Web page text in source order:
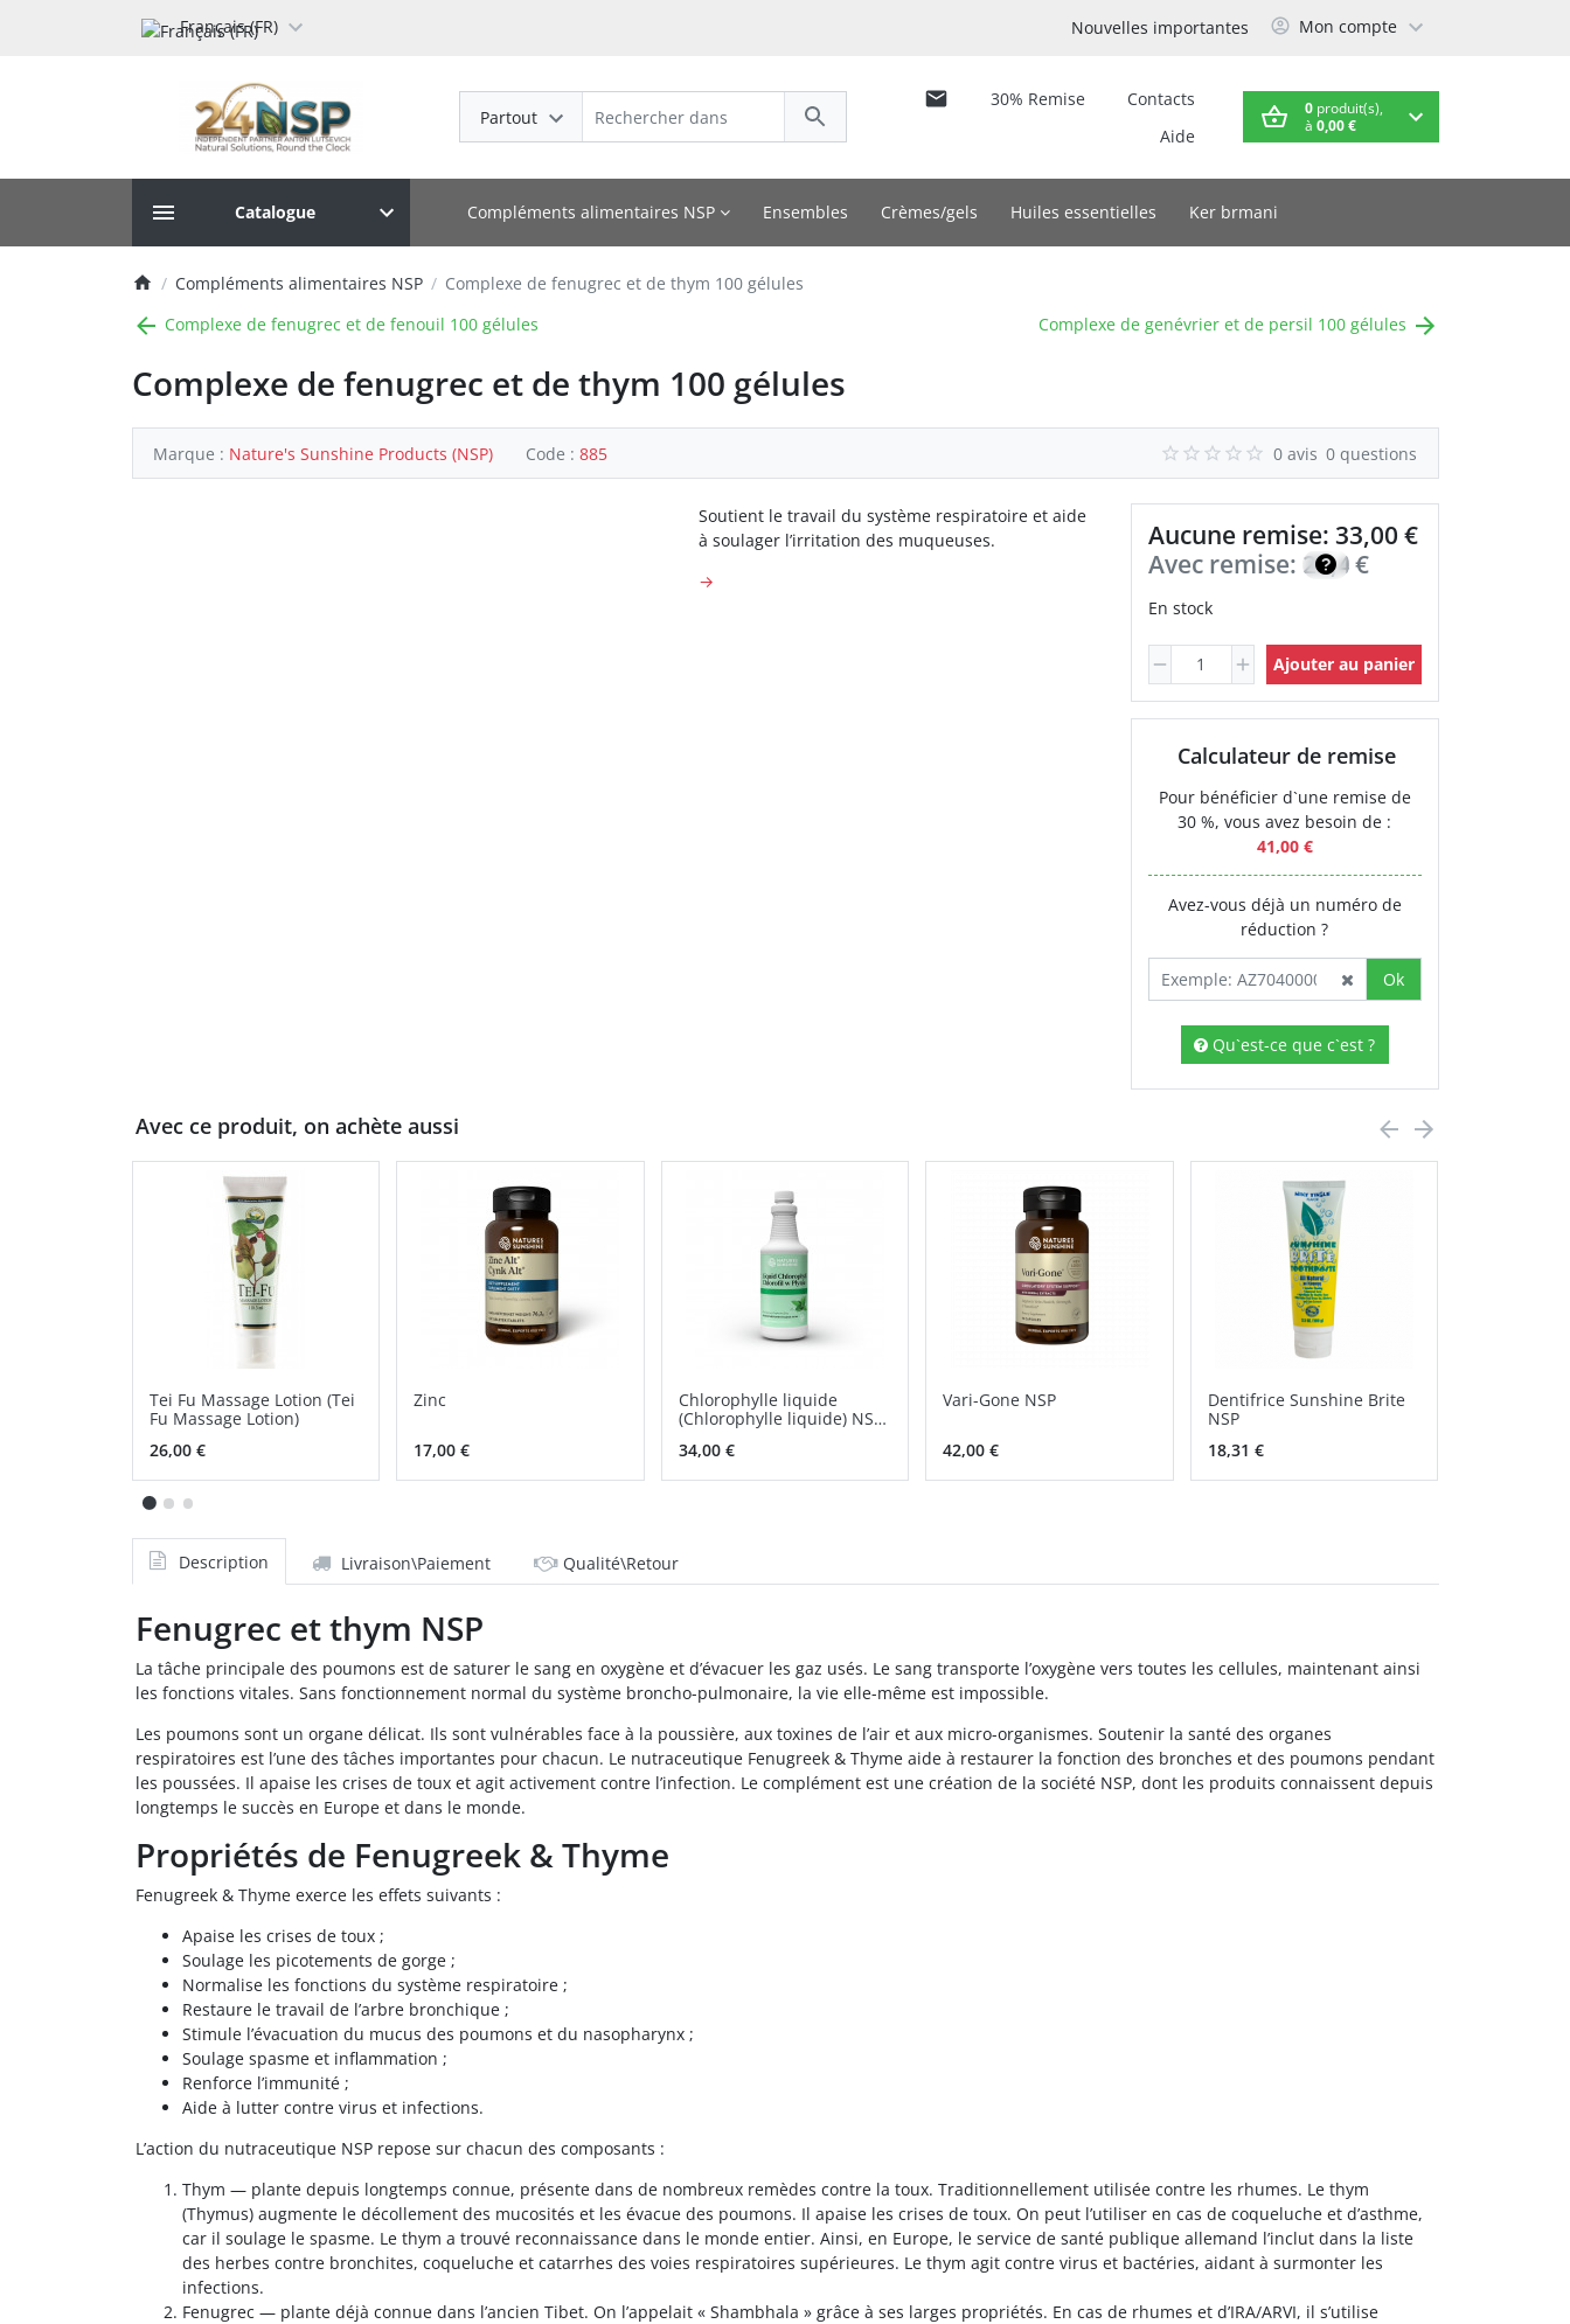
Français (FR) Nouvelles importantes Mon compte
30% Remise
Contacts
Aide
Partout 0produit(s),
à 0,00 €
Catalogue Compléments alimentaires NSP Ensembles Crèmes/gels Huiles essentielles Ker brmani
Compléments alimentaires NSP
Complexe de fenugrec et de thym 100 gélules
Complexe de fenugrec et de fenouil 100 gélules
Complexe de genévrier et de persil 100 gélules
Complexe de fenugrec et de thym 100 gélules
Marque : Nature's Sunshine Products (NSP) Code : 885 0 avis 0 questions
Aucune remise: 33,00 €
Avec remise: 23,40
€
En stock
Ajouter au panier
Calculateur de remise
Pour bénéficier d`une remise de
30 %, vous avez besoin de :
41,00 €
Avez-vous déjà un numéro de
réduction ?
Ok
Qu`est-ce que c`est ?
Soutient le travail du système respiratoire et aide
à soulager l’irritation des muqueuses.
→
Avec ce produit, on achète aussi
Tei Fu Massage Lotion (Tei
Fu Massage Lotion)
26,00 €
Zinc
17,00 €
Chlorophylle liquide
(Chlorophylle liquide) NSP
34,00 €
Vari-Gone NSP
42,00 €
Dentifrice Sunshine Brite
NSP
18,31 €
Description Livraison\Paiement Qualité\Retour
Fenugrec et thym NSP
La tâche principale des poumons est de saturer le sang en oxygène et d’évacuer les gaz usés. Le sang transporte l’oxygène vers toutes les cellules, maintenant ainsi
les fonctions vitales. Sans fonctionnement normal du système broncho-pulmonaire, la vie elle-même est impossible.
Les poumons sont un organe délicat. Ils sont vulnérables face à la poussière, aux toxines de l’air et aux micro-organismes. Soutenir la santé des organes
respiratoires est l’une des tâches importantes pour chacun. Le nutraceutique Fenugreek & Thyme aide à restaurer la fonction des bronches et des poumons pendant
les poussées. Il apaise les crises de toux et agit activement contre l’infection. Le complément est une création de la société NSP, dont les produits connaissent depuis
longtemps le succès en Europe et dans le monde.
Propriétés de Fenugreek & Thyme
Fenugreek & Thyme exerce les effets suivants :
Apaise les crises de toux ;
Soulage les picotements de gorge ;
Normalise les fonctions du système respiratoire ;
Restaure le travail de l’arbre bronchique ;
Stimule l’évacuation du mucus des poumons et du nasopharynx ;
Soulage spasme et inflammation ;
Renforce l’immunité ;
Aide à lutter contre virus et infections.
L’action du nutraceutique NSP repose sur chacun des composants :
Thym — plante depuis longtemps connue, présente dans de nombreux remèdes contre la toux. Traditionnellement utilisée contre les rhumes. Le thym
(Thymus) augmente le décollement des mucosités et les évacue des poumons. Il apaise les crises de toux. On peut l’utiliser en cas de coqueluche et d’asthme,
car il soulage le spasme. Le thym a trouvé reconnaissance dans le monde entier. Ainsi, en Europe, le service de santé publique allemand l’inclut dans la liste
des herbes contre bronchites, coqueluche et catarrhes des voies respiratoires supérieures. Le thym agit contre virus et bactéries, aidant à surmonter les
infections.
Fenugrec — plante déjà connue dans l’ancien Tibet. On l’appelait « Shambhala » grâce à ses larges propriétés. En cas de rhumes et d’IRA/ARVI, il s’utilise